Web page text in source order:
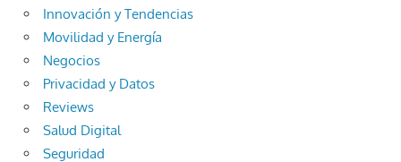
Innovación y Tendencias
Movilidad y Energía
Negocios
Privacidad y Datos
Reviews
Salud Digital
Seguridad